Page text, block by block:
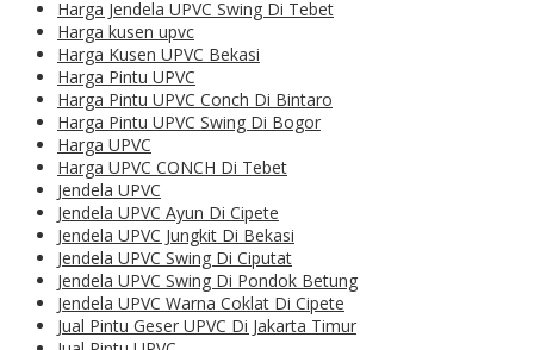
Harga Jendela UPVC Swing Di Tebet
Harga kusen upvc
Harga Kusen UPVC Bekasi
Harga Pintu UPVC
Harga Pintu UPVC Conch Di Bintaro
Harga Pintu UPVC Swing Di Bogor
Harga UPVC
Harga UPVC CONCH Di Tebet
Jendela UPVC
Jendela UPVC Ayun Di Cipete
Jendela UPVC Jungkit Di Bekasi
Jendela UPVC Swing Di Ciputat
Jendela UPVC Swing Di Pondok Betung
Jendela UPVC Warna Coklat Di Cipete
Jual Pintu Geser UPVC Di Jakarta Timur